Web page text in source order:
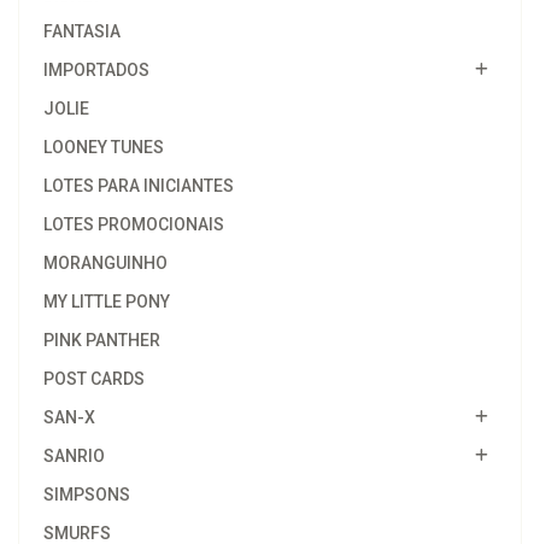
FANTASIA
IMPORTADOS
JOLIE
LOONEY TUNES
LOTES PARA INICIANTES
LOTES PROMOCIONAIS
MORANGUINHO
MY LITTLE PONY
PINK PANTHER
POST CARDS
SAN-X
SANRIO
SIMPSONS
SMURFS